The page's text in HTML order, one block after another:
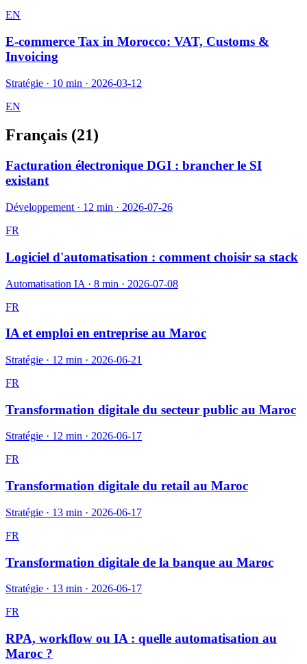
EN
E-commerce Tax in Morocco: VAT, Customs &
Invoicing
Stratégie · 10 min · 2026-03-12
EN
Français (21)
Facturation électronique DGI : brancher le SI
existant
Développement · 12 min · 2026-07-26
FR
Logiciel d'automatisation : comment choisir sa stack
Automatisation IA · 8 min · 2026-07-08
FR
IA et emploi en entreprise au Maroc
Stratégie · 12 min · 2026-06-21
FR
Transformation digitale du secteur public au Maroc
Stratégie · 12 min · 2026-06-17
FR
Transformation digitale du retail au Maroc
Stratégie · 13 min · 2026-06-17
FR
Transformation digitale de la banque au Maroc
Stratégie · 13 min · 2026-06-17
FR
RPA, workflow ou IA : quelle automatisation au
Maroc ?